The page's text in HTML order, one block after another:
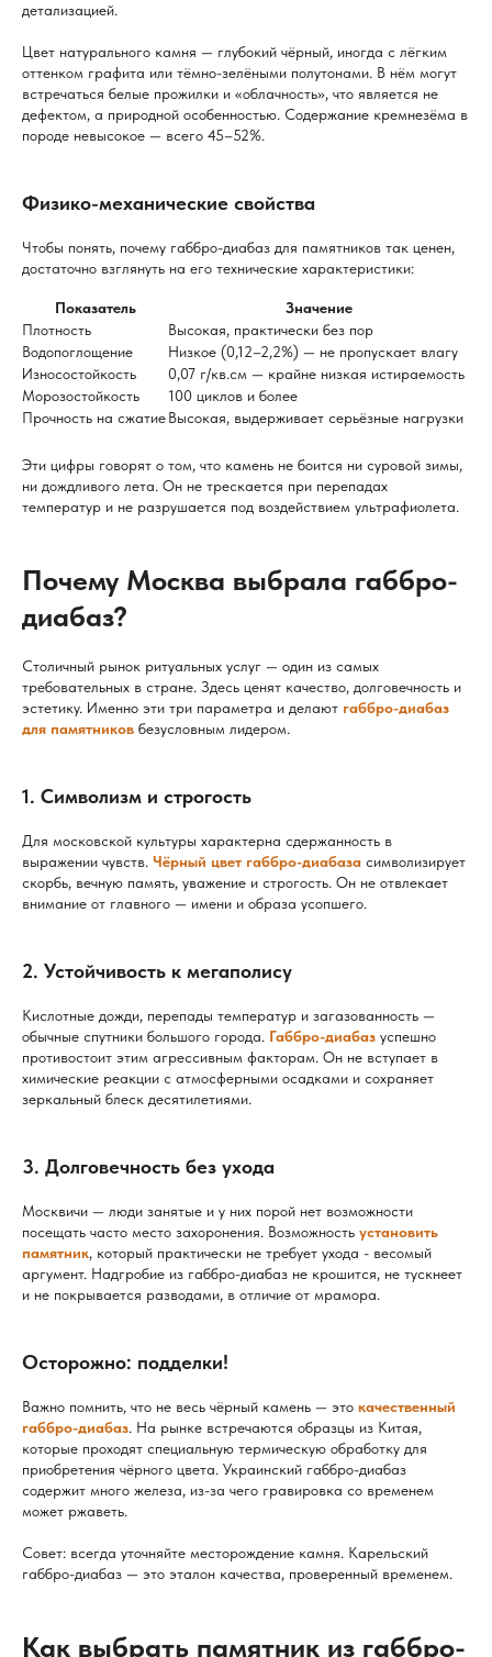
детализацией.
Цвет натурального камня — глубокий чёрный, иногда с лёгким
оттенком графита или тёмно-зелёными полутонами. В нём могут
встречаться белые прожилки и «облачность», что является не
дефектом, а природной особенностью. Содержание кремнезёма в
породе невысокое — всего 45–52%.
Физико-механические свойства
Чтобы понять, почему габбро-диабаз для памятников так ценен,
достаточно взглянуть на его технические характеристики:
Показатель
Значение
Плотность
Высокая, практически без пор
Водопоглощение
Низкое (0,12–2,2%) — не пропускает влагу
Износостойкость
0,07 г/кв.см — крайне низкая истираемость
Морозостойкость
100 циклов и более
Прочность на сжатиеВысокая, выдерживает серьёзные нагрузки
Эти цифры говорят о том, что камень не боится ни суровой зимы,
ни дождливого лета. Он не трескается при перепадах
температур и не разрушается под воздействием ультрафиолета.
Почему Москва выбрала габбро-
диабаз?
Столичный рынок ритуальных услуг — один из самых
требовательных в стране. Здесь ценят качество, долговечность и
эстетику. Именно эти три параметра и делают габбро-диабаз
для памятников безусловным лидером.
1. Символизм и строгость
Для московской культуры характерна сдержанность в
выражении чувств. Чёрный цвет габбро-диабаза символизирует
скорбь, вечную память, уважение и строгость. Он не отвлекает
внимание от главного — имени и образа усопшего.
2. Устойчивость к мегаполису
Кислотные дожди, перепады температур и загазованность —
обычные спутники большого города. Габбро-диабаз успешно
противостоит этим агрессивным факторам. Он не вступает в
химические реакции с атмосферными осадками и сохраняет
зеркальный блеск десятилетиями.
3. Долговечность без ухода
Москвичи — люди занятые и у них порой нет возможности
посещать часто место захоронения. Возможность установить
памятник, который практически не требует ухода - весомый
аргумент. Надгробие из габбро-диабаз не крошится, не тускнеет
и не покрывается разводами, в отличие от мрамора.
Осторожно: подделки!
Важно помнить, что не весь чёрный камень — это качественный
габбро-диабаз. На рынке встречаются образцы из Китая,
которые проходят специальную термическую обработку для
приобретения чёрного цвета. Украинский габбро-диабаз
содержит много железа, из-за чего гравировка со временем
может ржаветь.
Совет: всегда уточняйте месторождение камня. Карельский
габбро-диабаз — это эталон качества, проверенный временем.
Как выбрать памятник из габбро-